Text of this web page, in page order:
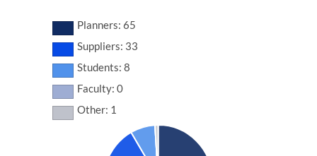
Planners: 65
Suppliers: 33
Students: 8
Faculty: 0
Other: 1